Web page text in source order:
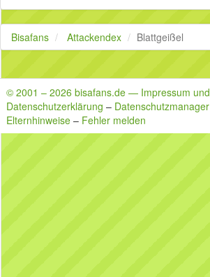
Bisafans Attackendex Blattgeißel
© 2001 – 2026 bisafans.de — Impressum und
Datenschutzerklärung – Datenschutzmanager
Elternhinweise – Fehler melden